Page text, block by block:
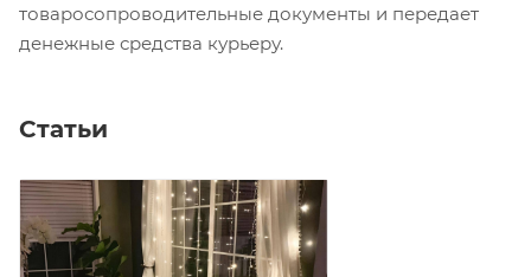
товаросопроводительные документы и передает
денежные средства курьеру.
Статьи